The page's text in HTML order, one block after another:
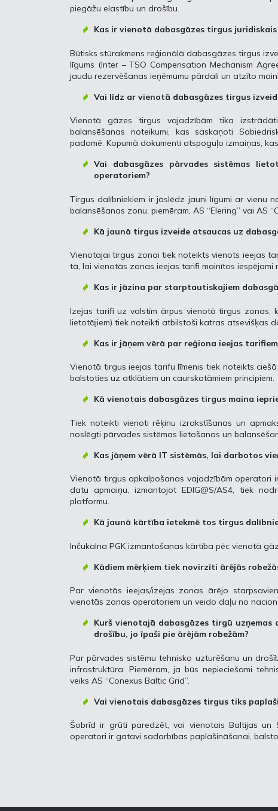
piegāžu elastību un drošību.
Kas ir vienotā dabasgāzes tirgus
Būtisks stūrakmens reģionālā dabasgāzes tirgus
līgums (Inter – TSO Compensation Mechanism
jaudu rezervēšanas ieņēmumu pārdali un atzīto
Vai līdz ar vienotā dabasgāzes tirgus
Vienotā gāzes tirgus vajadzībām tika
balansēšanas noteikumi, kas saskaņoti
padomē. Kopumā dokumenti atspoguļo izmaiņas,
Vai dabasgāzes pārvades sistēmas
operatoriem?
Tirgus dalībniekiem ir jāslēdz jauni līgumi ar vienu
balansēšanas zonu, piemēram, AS “Elering” vai AS
Kā jaunā tirgus izveide atsaucas uz
Vienotajai tirgus zonai tiek noteikts vienots ieejas
tā, lai vienotās zonas ieejas tarifi mainītos
Kas ir jāzina par starptautiskajiem
Izejas tarifi uz valstīm ārpus vienotā tirgus zonas,
lietotājiem) tiek noteikti atbilstoši katras atsevišķas
Kas ir jāņem vērā par reģiona ieejas
Vienotā tirgus ieejas tarifu līmenis tiek noteikts
balstoties uz atklātiem un caurskatāmiem principiem.
Kā vienotais dabasgāzes tirgus maina
Tiek noteikti vienoti rēķinu izrakstīšanas un
noslēgti pārvades sistēmas lietošanas un
Kas jāņem vērā IT sistēmās, lai darbotos
Vienotā tirgus apkalpošanas vajadzībām operatori
datu apmaiņu, izmantojot EDIG@S/AS4, tiek
platformu.
Kā jaunā kārtība ietekmē tos tirgus
Inčukalna PGK izmantošanas kārtība pēc vienotā
Kādiem mērķiem tiek novirzīti ārējās
Par vienotās ieejas/izejas zonas ārējo
vienotās zonas operatoriem un veido daļu no
Kurš vienotajā dabasgāzes tirgū
drošību, jo īpaši pie ārējām robežām?
Par pārvades sistēmu tehnisko uzturēšanu un
infrastruktūra. Piemēram, ja būs nepieciešami
veiks AS “Conexus Baltic Grid”.
Vai vienotais dabasgāzes tirgus tiks
Šobrīd ir grūti paredzēt, vai vienotais Baltijas
operatori ir gatavi sadarbības paplašināšanai,